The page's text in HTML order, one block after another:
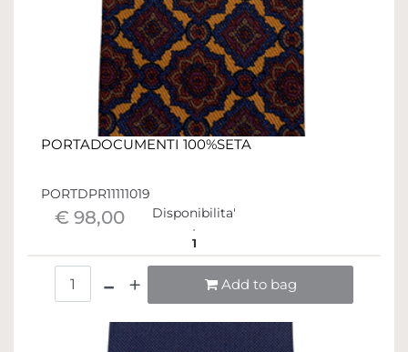
PORTADOCUMENTI 100%SETA
PORTDPR11111019
€ 98,00 Disponibilita'
1
Add to bag